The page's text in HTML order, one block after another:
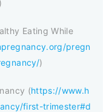
)
Eating While
pregn
)
(https://www.h
first-trimester#d